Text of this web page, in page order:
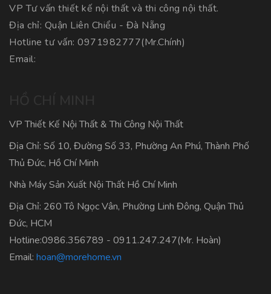
VP Tư vấn thiết kế nội thất và thi công nội thất.
Địa chỉ: Quận Liên Chiểu - Đà Nẵng
Hotline tư vấn: 0971982777(Mr.Chính)
Email:
VP Thiết Kế Nội Thất & Thi Công Nội Thất
Địa Chỉ: Số 10, Đường Số 33, Phường An Phú, Thành Phố
Thủ Đức, Hồ Chí Minh
Nhà Máy Sản Xuất Nội Thất Hồ Chí Minh
Địa Chỉ: 260 Tô Ngọc Vân, Phường Linh Đông, Quận Thủ
Đức, HCM
Hotline:0986.356789 - 0911.247.247(Mr. Hoàn)
Email: hoan@morehome.vn